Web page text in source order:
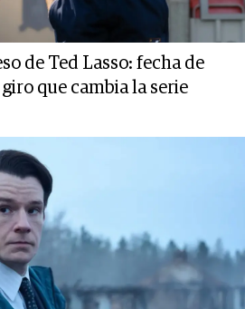
de Ted Lasso: fecha de
que cambia la serie